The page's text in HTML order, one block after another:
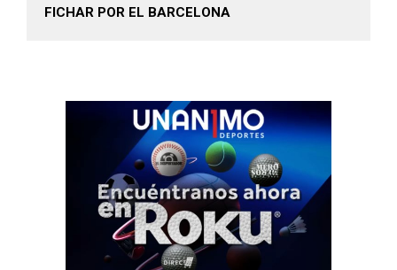
FICHAR POR EL BARCELONA